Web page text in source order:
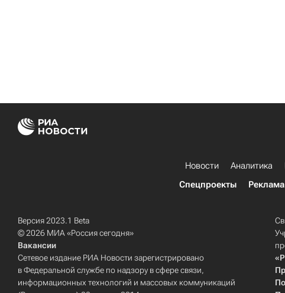
Новости Аналитика
Спецпроекты
Реклама
Версия 2023.1 Beta
© 2026 МИА «Россия сегодня»
Вакансии
Сетевое издание РИА Новости зарегистрировано
в Федеральной службе по надзору в сфере связи,
информационных технологий и массовых коммуникаций